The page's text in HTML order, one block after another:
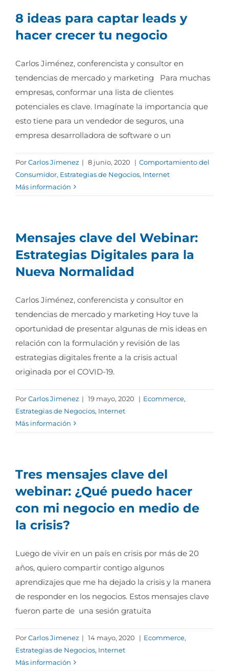
8 ideas para captar leads y
hacer crecer tu negocio
Carlos Jiménez, conferencista y consultor en
tendencias de mercado y marketing Para muchas
empresas, conformar una lista de clientes
potenciales es clave. Imagínate la importancia que
esto tiene para un vendedor de seguros, una
empresa desarrolladora de software o un
PorCarlos Jimenez | 8 junio, 2020 | Comportamiento del
Consumidor, Estrategias de Negocios, Internet
Más información
Mensajes clave del Webinar:
Estrategias Digitales para la
Nueva Normalidad
Carlos Jiménez, conferencista y consultor en
tendencias de mercado y marketing Hoy tuve la
oportunidad de presentar algunas de mis ideas en
relación con la formulación y revisión de las
estrategias digitales frente a la crisis actual
originada por el COVID-19.
PorCarlos Jimenez | 19 mayo, 2020 | Ecommerce,
Estrategias de Negocios, Internet
Más información
Tres mensajes clave del
webinar: ¿Qué puedo hacer
con mi negocio en medio de
la crisis?
Luego de vivir en un país en crisis por más de 20
años, quiero compartir contigo algunos
aprendizajes que me ha dejado la crisis y la manera
de responder en los negocios. Estos mensajes clave
fueron parte de una sesión gratuita
PorCarlos Jimenez | 14 mayo, 2020 | Ecommerce,
Estrategias de Negocios, Internet
Más información